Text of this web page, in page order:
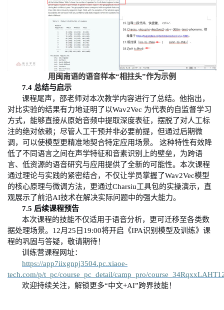
用闽南语的语音样本“相拄头”作为示例
7.4 总结与启示
课程尾声，邵老师对本次教学内容进行了总结。他指出，
对比实验的结果有力地证明了以Wav2Vec 为代表的自监督学习
方式，能够直接从原始音频中提取深度表征，摆脱了对人工标
注的绝对依赖；尽管人工干预并非必要前提，但通过后期微
调，可以使模型更精准地契合特定应用场景。 这种特性有效降
低了不同语言之间在声学特征和音素识别上的壁垒，为跨语
言、低资源的语音研究与应用提供了全新的可能性。本次课程
通过理论与实践的紧密结合，不仅让学员掌握了Wav2Vec模型
的核心原理与微调方法，更通过Charsiu工具包的实操演示，直
观展示了前沿AI技术在解决实际问题中的强大能力。
7.5 后续课程预告
本次课程的技能不仅适用于语音分析，更可迁移至各类数
据处理场景。 12月25 日 19:00将开启《IPA识别模型及训练》课
程的巩固与答疑，敬请期待！
训练营课程网址：
https://app7iixgnpj3504.pc.xiaoe-
tech.com/p/t_pc/course_pc_detail/camp_pro/
欢迎持续关注，解锁更多“中文+AI”跨界技能！